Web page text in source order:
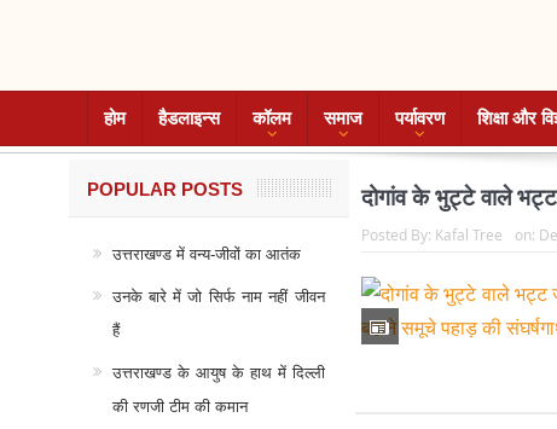
होम हैडलाइन्स कॉलम समाज पर्यावरण शिक्षा और
दोगांव के भुट्टे वाले
Posted By: Kafal Tree on:
POPULAR POSTS
उत्तराखण्ड में वन्य-जीवों का आतंक
उनके बारे में जो सिर्फ नाम नहीं जीवन
हैं
उत्तराखण्ड के आयुष के हाथ में दिल्ली
की रणजी टीम की कमान